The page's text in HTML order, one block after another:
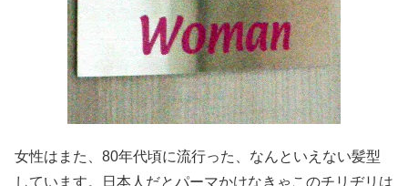
女性はまた、80年代頃に流行った、なんといえない髪型
しています。日本人だとパーマかけなきゃこのチリヂリは